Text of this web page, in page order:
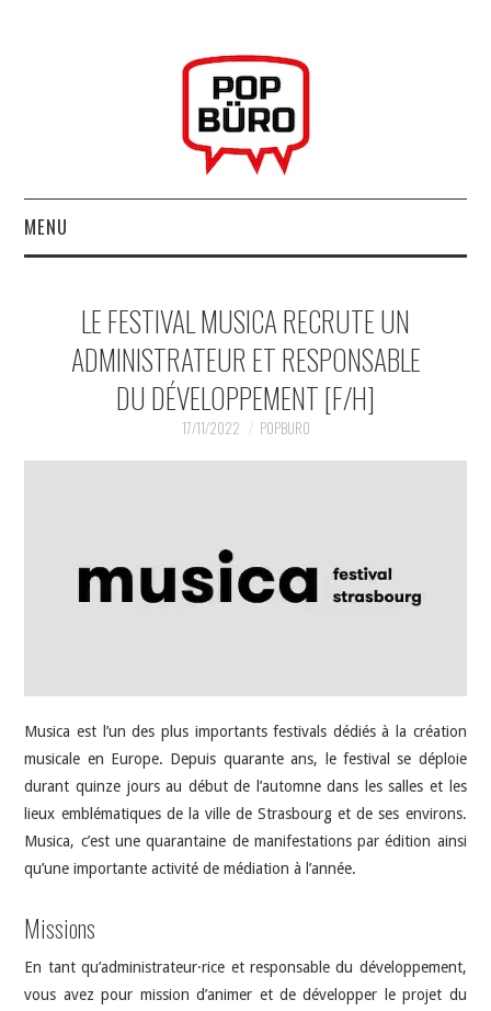
MENU
MUSIQUESACTUELLES.NET
GABBA GABBA HEY !
DOKO
LE FESTIVAL MUSICA RECRUTE UN
ADMINISTRATEUR ET RESPONSABLE
DU DÉVELOPPEMENT [F/H]
17/11/2022 POPBURO
Musica est l’un des plus importants festivals dédiés à la création
musicale en Europe. Depuis quarante ans, le festival se déploie
durant quinze jours au début de l’automne dans les salles et les
lieux emblématiques de la ville de Strasbourg et de ses environs.
Musica, c’est une quarantaine de manifestations par édition ainsi
qu’une importante activité de médiation à l’année.
Missions
En tant qu’administrateur·rice et responsable du développement,
vous avez pour mission d’animer et de développer le projet du